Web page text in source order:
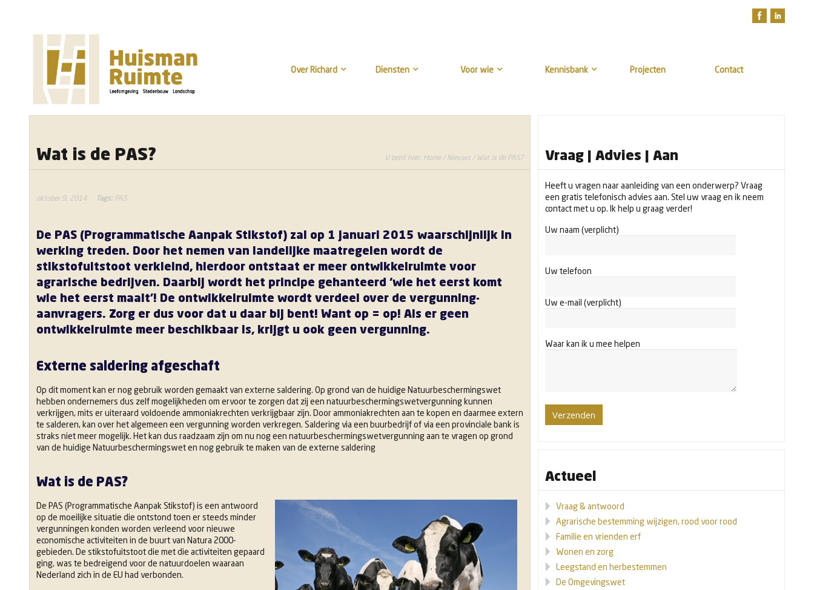
Over Richard Diensten Voor wie Kennisbank Projecten Contact
Wat is de PAS? U bent hier: Home/Nieuws / Wat is de PAS?
oktober 9, 2014 Tags: PAS
De PAS (Programmatische Aanpak Stikstof) zal op 1 januari 2015 waarschijnlijk in
werking treden. Door het nemen van landelijke maatregelen wordt de
stikstofuitstoot verkleind, hierdoor ontstaat er meer ontwikkelruimte voor
agrarische bedrijven. Daarbij wordt het principe gehanteerd ‘wie het eerst komt
wie het eerst maalt’! De ontwikkelruimte wordt verdeel over de vergunning-
aanvragers. Zorg er dus voor dat u daar bij bent! Want op = op! Als er geen
ontwikkelruimte meer beschikbaar is, krijgt u ook geen vergunning.
Externe saldering afgeschaft
Op dit moment kan er nog gebruik worden gemaakt van externe saldering. Op grond van de huidige Natuurbeschermingswet
hebben ondernemers dus zelf mogelijkheden om ervoor te zorgen dat zij een natuurbeschermingswetvergunning kunnen
verkrijgen, mits er uiteraard voldoende ammoniakrechten verkrijgbaar zijn. Door ammoniakrechten aan te kopen en daarmee extern
te salderen, kan over het algemeen een vergunning worden verkregen. Saldering via een buurbedrijf of via een provinciale bank is
straks niet meer mogelijk. Het kan dus raadzaam zijn om nu nog een natuurbeschermingswetvergunning aan te vragen op grond
van de huidige Natuurbeschermingswet en nog gebruik te maken van de externe saldering
Wat is de PAS?
De PAS (Programmatische Aanpak Stikstof) is een antwoord
op de moeilijke situatie die ontstond toen er steeds minder
vergunningen konden worden verleend voor nieuwe
economische activiteiten in de buurt van Natura 2000-
gebieden. De stikstofuitstoot die met die activiteiten gepaard
ging, was te bedreigend voor de natuurdoelen waaraan
Nederland zich in de EU had verbonden.
Vraag | Advies | Aan
Heeft u vragen naar aanleiding van een onderwerp? Vraag
een gratis telefonisch advies aan. Stel uw vraag en ik neem
contact met u op. Ik help u graag verder!
Uw naam (verplicht)
Uw telefoon
Uw e-mail (verplicht)
Waar kan ik u mee helpen
Actueel
Vraag & antwoord
Agrarische bestemming wijzigen, rood voor rood
Familie en vrienden erf
Wonen en zorg
Leegstand en herbestemmen
De Omgevingswet